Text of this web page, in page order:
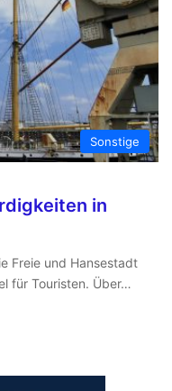
Sonstige
in
Freie und Hansestadt
für Touristen. Über…